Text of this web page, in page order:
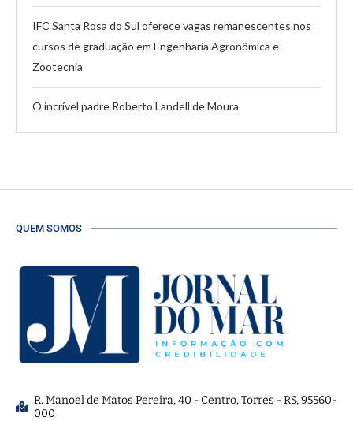
IFC Santa Rosa do Sul oferece vagas remanescentes nos
cursos de graduação em Engenharia Agronômica e
Zootecnia
O incrível padre Roberto Landell de Moura
QUEM SOMOS
R. Manoel de Matos Pereira, 40 - Centro, Torres - RS, 95560-
000